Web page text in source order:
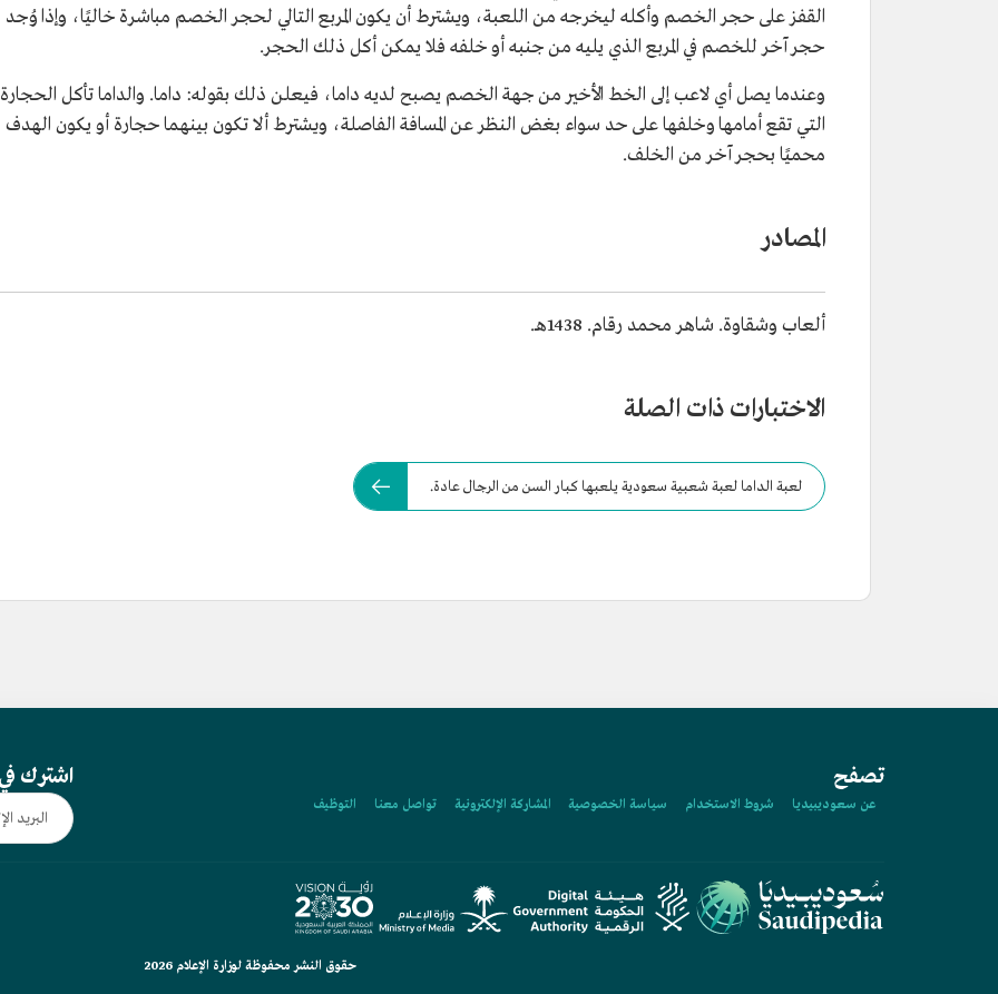
القفز على حجر الخصم وأكله ليخرجه من اللعبة، ويشترط أن يكون المربع التالي لحجر الخصم مباشرة خاليًا، وإذا وُجد
حجر آخر للخصم في المربع الذي يليه من جنبه أو خلفه فلا يمكن أكل ذلك الحجر.
وعندما يصل أي لاعب إلى الخط الأخير من جهة الخصم يصبح لديه داما، فيعلن ذلك بقوله: داما. والداما تأكل الحجارة
التي تقع أمامها وخلفها على حد سواء بغض النظر عن المسافة الفاصلة، ويشترط ألا تكون بينهما حجارة أو يكون الهدف
محميًا بحجر آخر من الخلف.
المصادر
ألعاب وشقاوة. شاهر محمد رقام. 1438هـ.
الاختبارات ذات الصلة
لعبة الداما لعبة شعبية سعودية يلعبها كبار السن من الرجال عادة.
تصفح
عن سعوديبيديا شروط الاستخدام سياسة الخصوصية المشاركة الإلكترونية تواصل معنا التوظيف
اشترك
حقوق النشر محفوظة لوزارة الإعلام 2026